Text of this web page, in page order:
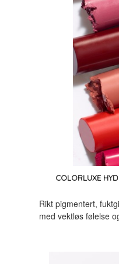
COLORLUXE
Rikt pigmentert,
med vektløs følelse